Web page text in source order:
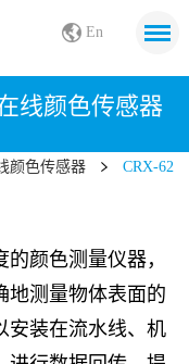
En
线颜色传感器
颜色传感器
CRX-62
颜色测量仪器，
地测量物体表面的
安装在流水线、机